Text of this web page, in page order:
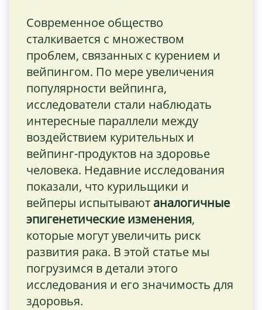
Современное общество
сталкивается с множеством
проблем, связанных с курением и
вейпингом. По мере увеличения
популярности вейпинга,
исследователи стали наблюдать
интересные параллели между
воздействием курительных и
вейпинг-продуктов на здоровье
человека. Недавние исследования
показали, что курильщики и
вейперы испытывают аналогичные
эпигенетические изменения,
которые могут увеличить риск
развития рака. В этой статье мы
погрузимся в детали этого
исследования и его значимость для
здоровья.